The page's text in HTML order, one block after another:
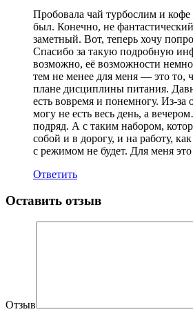
Пробовала чай турбослим и
был. Конечно, не
заметный. Вот, теперь хочу
Спасибо за такую подробную
возможно, её возможности
тем не менее для меня — это то,
плане дисциплины питания.
есть вовремя и понемногу. Из-за
могу не есть весь день, а
подряд. А с таким набором,
собой и в дорогу, и на работу,
с режимом не будет. Для меня
Ответить
Оставить отзыв
Отзыв